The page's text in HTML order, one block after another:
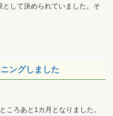
して決められていました。そ
ングしました
ころあと1カ月となりました。